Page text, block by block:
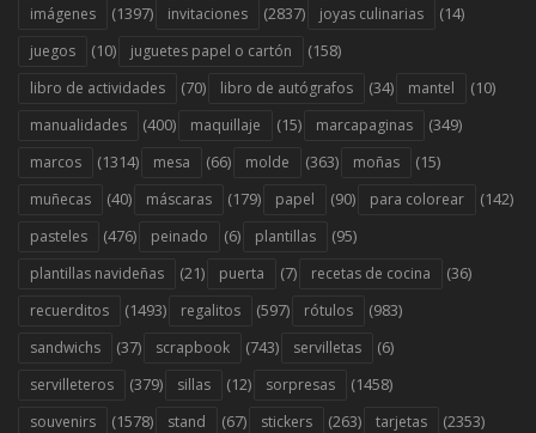
imágenes (1397) invitaciones (2837) joyas culinarias (14)
juegos (10) juguetes papel o cartón (158)
libro de actividades (70) libro de autógrafos (34) mantel (10)
manualidades (400) maquillaje (15) marcapaginas (349)
marcos (1314) mesa (66) molde (363) moñas (15)
muñecas (40) máscaras (179) papel (90) para colorear (142)
pasteles (476) peinado (6) plantillas (95)
plantillas navideñas (21) puerta (7) recetas de cocina (36)
recuerditos (1493) regalitos (597) rótulos (983)
sandwichs (37) scrapbook (743) servilletas (6)
servilleteros (379) sillas (12) sorpresas (1458)
souvenirs (1578) stand (67) stickers (263) tarjetas (2353)